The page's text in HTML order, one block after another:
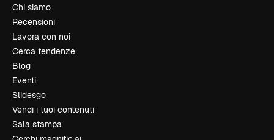
Chi siamo
Recensioni
Lavora con noi
Cerca tendenze
Blog
Eventi
Slidesgo
Vendi i tuoi contenuti
Sala stampa